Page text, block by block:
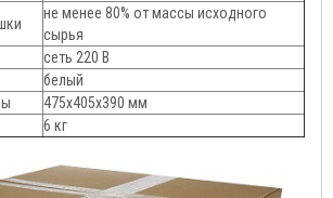
не менее 80% от массы исходного
сырья
сеть 220 В
белый
475х405х390 мм
6 кг